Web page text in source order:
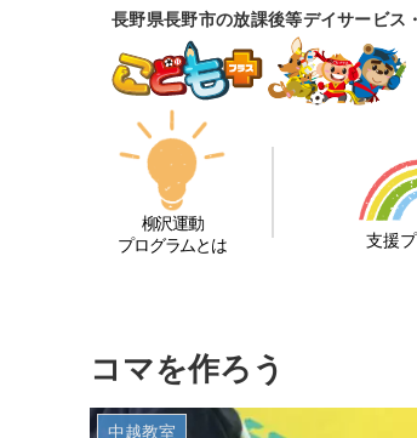
長野県長野市の放課後等デイサービス
柳沢運動
プログラムとは
支援
コマを作ろう
中越教室